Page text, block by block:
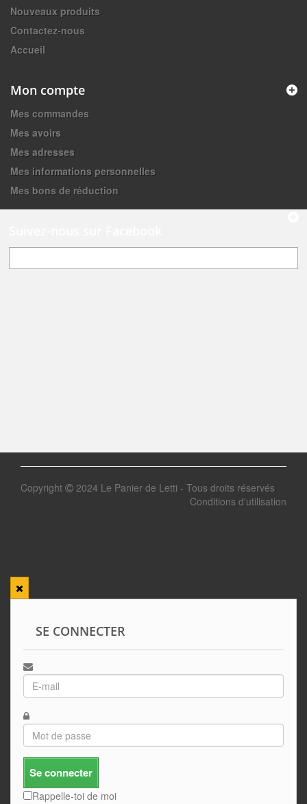
Nouveaux produits
Contactez-nous
Accueil
Mon compte
Mes commandes
Mes avoirs
Mes adresses
Mes informations personnelles
Mes bons de réduction
Copyright
2024 Le Panier de Letti - Tous droits réservés
Conditions d'utilisation
SE CONNECTER
Se connecter
Rappelle-toi de moi